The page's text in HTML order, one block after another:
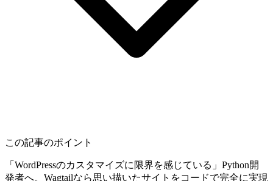
この記事のポイント
「WordPressのカスタマイズに限界を感じている」Python開
発者へ。Wagtailなら思い描いたサイトをコードで完全に実現